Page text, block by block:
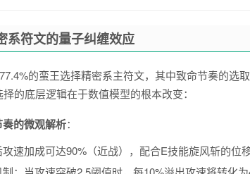
系符文的量子纠缠效应
的蛮王选择精密系主符文，其中致命节奏的选
的底层逻辑在于数值模型的根本改变：
的微观解析：
速加成可达90%（近战），配合E技能旋风斩的位